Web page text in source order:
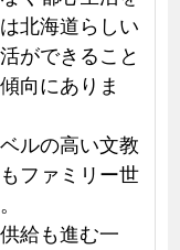
北海道らしい
ができること
向にありま
ルの高い文教
ファミリー世
給も進む一